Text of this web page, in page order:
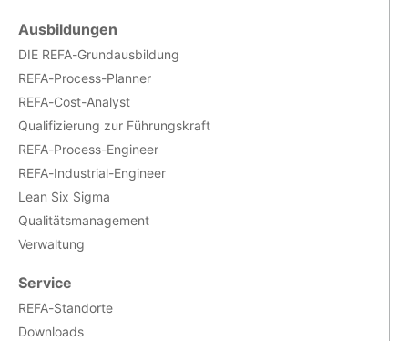
Ausbildungen
DIE REFA-Grundausbildung
REFA-Process-Planner
REFA-Cost-Analyst
Qualifizierung zur Führungskraft
REFA-Process-Engineer
REFA-Industrial-Engineer
Lean Six Sigma
Qualitätsmanagement
Verwaltung
Service
REFA-Standorte
Downloads